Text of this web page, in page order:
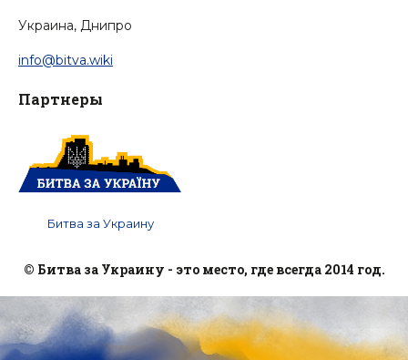
Украина, Днипро
info@bitva.wiki
Партнеры
Битва за Украину
© Битва за Украину - это место, где всегда 2014 год.